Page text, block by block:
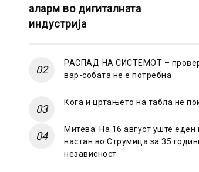
аларм во дигиталната
индустрија
РАСПАД НА СИСТЕМОТ –
вар-собата не е потребна
Кога и цртањето на табла не
Митева: На 16 август уште еден
настан во Струмица за 35
независност